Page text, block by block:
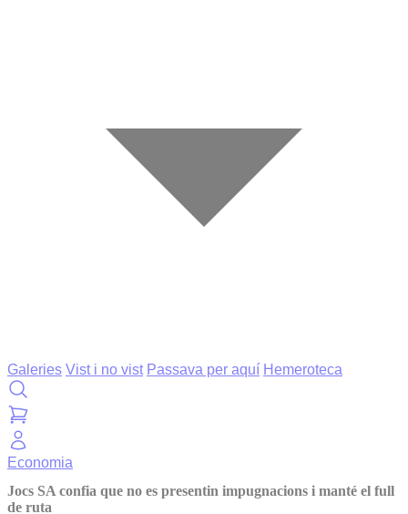
Galeries Vist i no vist Passava per aquí Hemeroteca
Economia
Jocs SA confia que no es presentin impugnacions i manté el full
de ruta